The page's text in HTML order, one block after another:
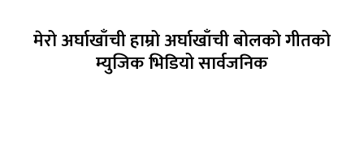
मेरो अर्घाखाँची हाम्रो अर्घाखाँची बोलको गीतको
म्युजिक भिडियो सार्वजनिक